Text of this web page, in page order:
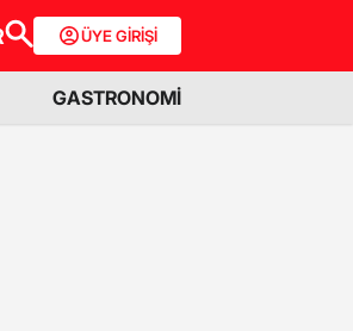
ÜYE GİRİŞİ
GASTRONOMİ